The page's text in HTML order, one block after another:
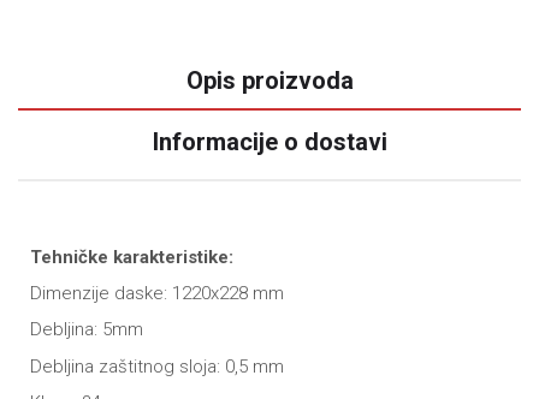
Opis proizvoda
Informacije o dostavi
Tehničke karakteristike:
Dimenzije daske: 1220x228 mm
Debljina: 5mm
Debljina zaštitnog sloja: 0,5 mm